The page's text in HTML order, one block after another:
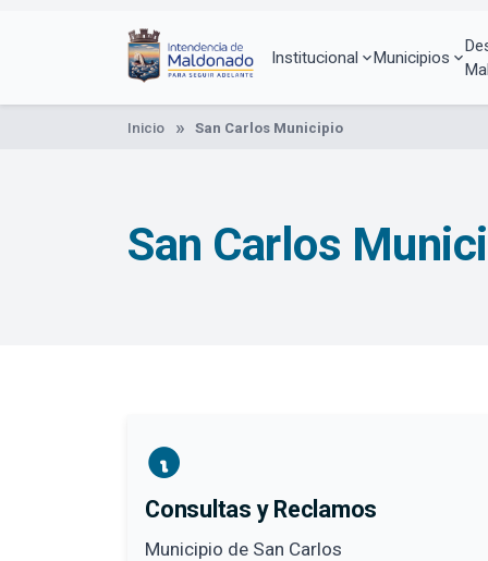
Institucional Municipios
Inicio San Carlos Municipio
San Carlos
Consultas y Reclamos
Municipio de San Carlos